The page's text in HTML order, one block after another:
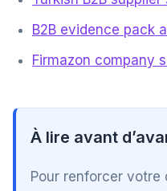
B2B evidence pack
Firmazon company
À lire avant
Pour renforcer votre